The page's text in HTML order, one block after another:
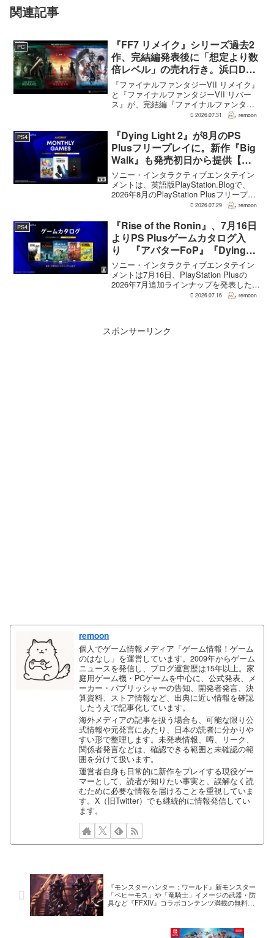
関連記事
PC
『FF7 リメイク』シリーズ過去2
作、完結編発表後に「想定より数
倍レベル」の売れ行き。浜口Dが
明かす
『ファイナルファンタジーVII リメイク』
と『ファイナルファンタジーVII リバー
ス』が、完結編『ファイナルファンタジ
ーVII リベレーション』の発表後、「我々
ると、シリーズディレクターの浜口直樹
氏がAU...
2026.07.31 remoon
PS4
『Dying Light 2』が8月のPS
Plusフリープレイに。新作『Big
Walk』も発売初日から提供【海
外発表】
ソニー・インタラクティブエンタテイン
メントは、英語版PlayStation.Blogで、
2026年8月のPlayStation Plusフリープレ
イとして『Dying Light 2 Stay Human:
2026.07.29 remoon
PS4
『Rise of the Ronin』、7月16日
よりPS Plusゲームカタログ入
り 『アバターFoP』『Dying
Light』なども順次配信
ソニー・インタラクティブエンタテイン
メントは7月16日、PlayStation Plusの
2026年7月追加ラインナップを発表した。
幕末の日本を舞台とするTeam NINJAのオ
2026.07.16 remoon
スポンサーリンク
remoon
個人でゲーム情報メディア「ゲーム情報！ゲーム
のはなし」を運営しています。2009年からゲーム
ニュースを発信し、ブログ運営歴は15年以上。家
庭用ゲーム機・PCゲームを中心に、公式発表、メ
ーカー・パブリッシャーの告知、開発者発言、決
算資料、ストア情報など、出典に近い情報を確認
したうえで記事化しています。
海外メディアの記事を扱う場合も、可能な限り公
式情報や元発言にあたり、日本の読者に分かりや
すい形で整理します。未発表情報、噂、リーク、
関係者発言などは、確認できる範囲と未確認の範
囲を分けて扱います。
運営者自身も日常的に新作をプレイする現役ゲー
マーとして、読者が知りたい事実と、誤解なく読
むために必要な情報を届けることを重視していま
す。X（旧Twitter）でも継続的に情報発信してい
ます。
『モンスターハンター：ワールド』新モンスター
「ベヒーモス」や「竜騎士」イメージの武器・防
具など『FFXIV』コラボコンテンツ満載の無料ア